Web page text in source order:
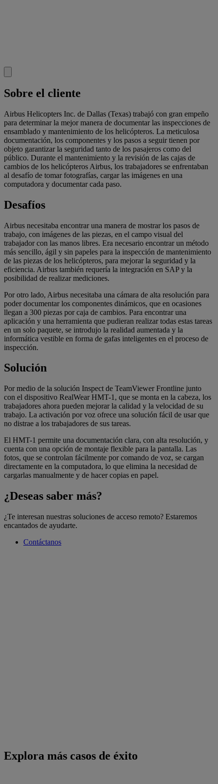
Sobre el cliente
Airbus Helicopters Inc. de Dallas (Texas) trabajó con gran empeño
para determinar la mejor manera de documentar las inspecciones de
ensamblado y mantenimiento de los helicópteros. La meticulosa
documentación, los componentes y los pasos a seguir tienen por
objeto garantizar la seguridad tanto de los pasajeros como del
público. Durante el mantenimiento y la revisión de las cajas de
cambios de los helicópteros Airbus, los trabajadores se enfrentaban
al desafío de tomar fotografías, cargar las imágenes en una
computadora y documentar cada paso.
Desafíos
Airbus necesitaba encontrar una manera de mostrar los pasos de
trabajo, con imágenes de las piezas, en el campo visual del
trabajador con las manos libres. Era necesario encontrar un método
más sencillo, ágil y sin papeles para la inspección de mantenimiento
de las piezas de los helicópteros, para mejorar la seguridad y la
eficiencia. Airbus también requería la integración en SAP y la
posibilidad de realizar mediciones.
Por otro lado, Airbus necesitaba una cámara de alta resolución para
poder documentar los componentes dinámicos, que en ocasiones
llegan a 300 piezas por caja de cambios. Para encontrar una
aplicación y una herramienta que pudieran realizar todas estas tareas
en un solo paquete, se introdujo la realidad aumentada y la
informática vestible en forma de gafas inteligentes en el proceso de
inspección.
Solución
Por medio de la solución Inspect de TeamViewer Frontline junto
con el dispositivo RealWear HMT-1, que se monta en la cabeza, los
trabajadores ahora pueden mejorar la calidad y la velocidad de su
trabajo. La activación por voz ofrece una solución fácil de usar que
no distrae a los trabajadores de sus tareas.
El HMT-1 permite una documentación clara, con alta resolución, y
cuenta con una opción de montaje flexible para la pantalla. Las
fotos, que se controlan fácilmente por comando de voz, se cargan
directamente en la computadora, lo que elimina la necesidad de
cargarlas manualmente y de hacer copias en papel.
¿Deseas saber más?
¿Te interesan nuestras soluciones de acceso remoto? Estaremos
encantados de ayudarte.
Contáctanos
Explora más casos de éxito